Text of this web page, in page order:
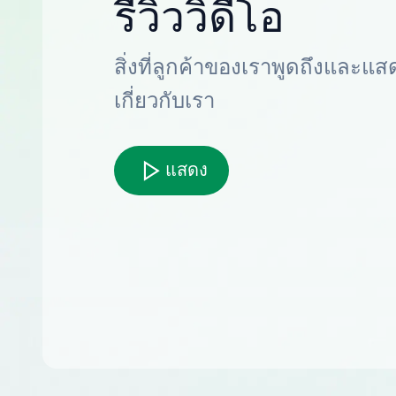
รีวิววิดีโอ
สิ่งที่ลูกค้าของเราพูดถึงและแส
เกี่ยวกับเรา
แสดง